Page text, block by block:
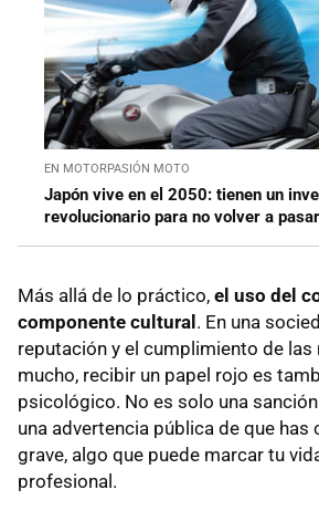
EN MOTORPASIÓN MOTO
Japón vive en el 2050: tienen un
revolucionario para no volver a
Más allá de lo práctico, el uso del
componente cultural. En una
reputación y el cumplimiento de las
mucho, recibir un papel rojo es
psicológico. No es solo una
una advertencia pública de que has
grave, algo que puede marcar tu
profesional.